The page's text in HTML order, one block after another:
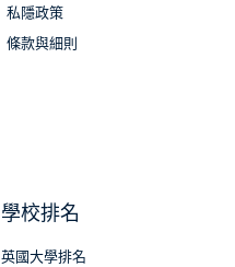
私隱政策
條款與細則
學校排名
英國大學排名